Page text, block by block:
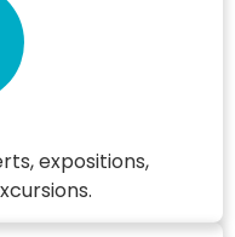
expositions,